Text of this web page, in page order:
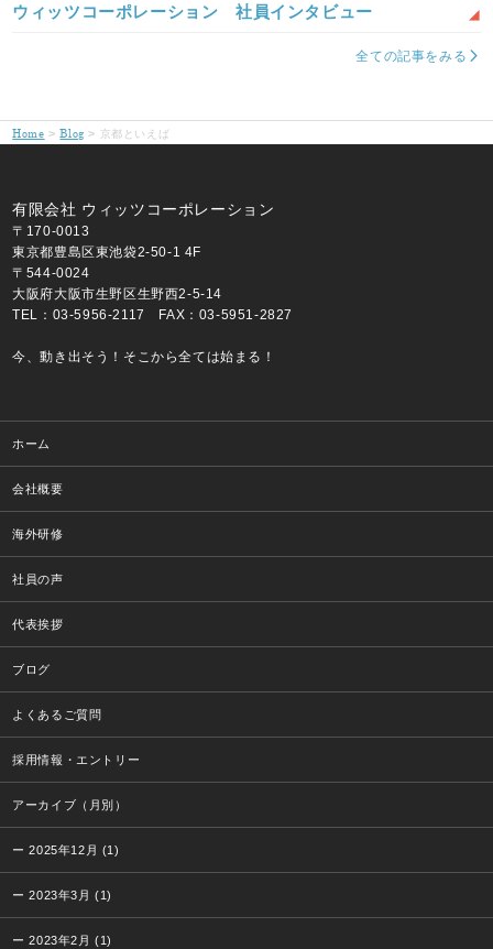
ウィッツコーポレーション 社員インタビュー
全ての記事をみる
Home Blog 京都といえば
有限会社 ウィッツコーポレーション
〒170-0013
東京都豊島区東池袋2-50-1 4F
〒544-0024
大阪府大阪市生野区生野西2-5-14
TEL：03-5956-2117 FAX：03-5951-2827
今、動き出そう！そこから全ては始まる！
ホーム
会社概要
海外研修
社員の声
代表挨拶
ブログ
よくあるご質問
採用情報・エントリー
アーカイブ（月別）
2025年12月 (1)
2023年3月 (1)
2023年2月 (1)